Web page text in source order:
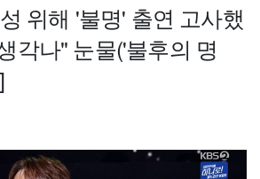
위해 '불명' 출연 고사했
각나" 눈물('불후의 명